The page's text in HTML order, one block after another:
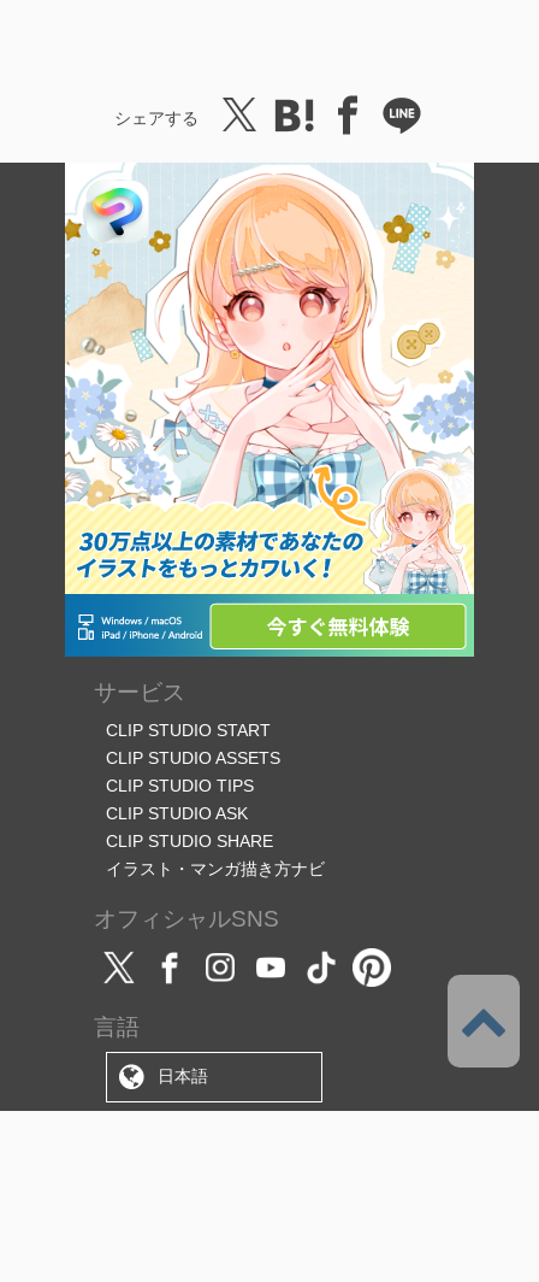
シェアする
サービス
CLIP STUDIO START
CLIP STUDIO ASSETS
CLIP STUDIO TIPS
CLIP STUDIO ASK
CLIP STUDIO SHARE
イラスト・マンガ描き方ナビ
オフィシャルSNS
言語
日本語